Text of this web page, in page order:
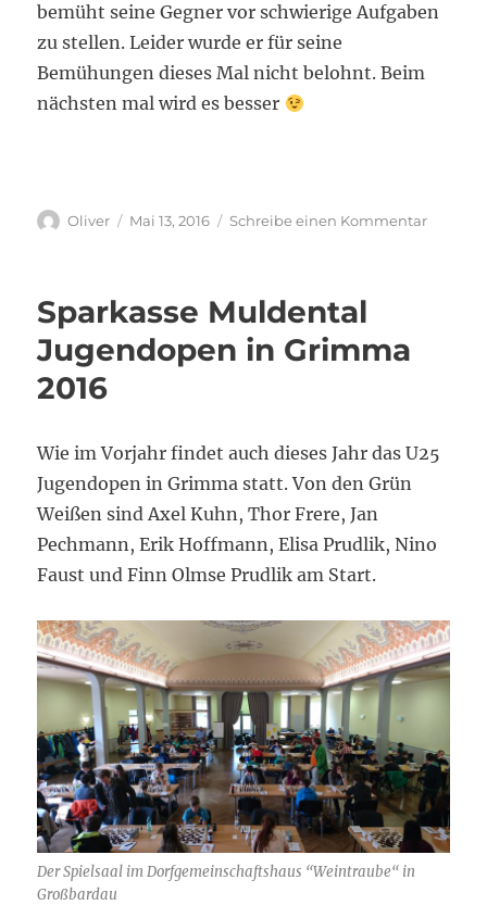
bemüht seine Gegner vor schwierige Aufgaben
zu stellen. Leider wurde er für seine
Bemühungen dieses Mal nicht belohnt. Beim
nächsten mal wird es besser
Autor
Oliver
Veröffentlicht
Mai 13, 2016 Schreibe einen Kommentarzu
Sparkasse Muldental
Jugendopen in Grimma
2016
Wie im Vorjahr findet auch dieses Jahr das U25
Jugendopen in Grimma statt. Von den Grün
Weißen sind Axel Kuhn, Thor Frere, Jan
Pechmann, Erik Hoffmann, Elisa Prudlik, Nino
Faust und Finn Olmse Prudlik am Start.
Der Spielsaal im Dorfgemeinschaftshaus “Weintraube“ in
Großbardau